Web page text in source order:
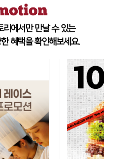
리에서만 만날 수 있는
혜택을 확인해보세요.